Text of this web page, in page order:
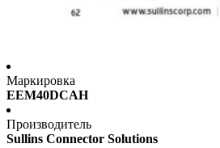
Маркировка
EEM40DCAH
Производитель
Sullins Connector Solutions